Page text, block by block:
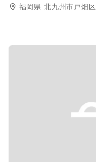
福岡県 北九州市戸畑区
Previous slide